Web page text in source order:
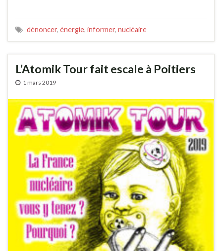
dénoncer, énergie, informer, nucléaire
L’Atomik Tour fait escale à Poitiers
1 mars 2019